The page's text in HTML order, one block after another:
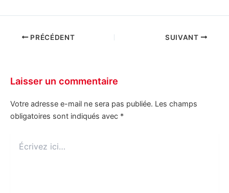
PRÉCÉDENT SUIVANT
Laisser un commentaire
Votre adresse e-mail ne sera pas publiée. Les champs
obligatoires sont indiqués avec *
ici…